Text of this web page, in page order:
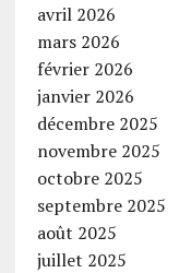
avril 2026
mars 2026
février 2026
janvier 2026
décembre 2025
novembre 2025
octobre 2025
septembre 2025
août 2025
juillet 2025